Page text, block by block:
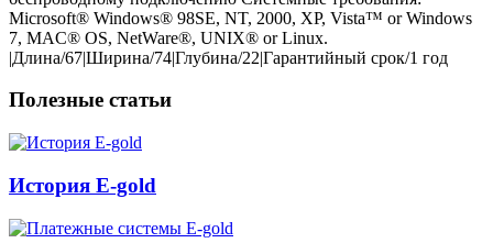
Microsoft® Windows® 98SE, NT, 2000, XP, Vista™ or Windows
7, MAC® OS, NetWare®, UNIX® or Linux.
|Длина/67|Ширина/74|Глубина/22|Гарантийный срок/1 год
Полезные статьи
История E-gold